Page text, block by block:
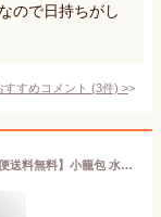
ので日持ちがし
すすめコメント (3件) >
本場中華点心 2人前飲茶 福袋×4セット 【冷凍便送料無料】小籠包 水餃子 もち米肉団子 ふかひれ風餃子 棒餃子 子豚あんまん パンダあんまん 点心 飲茶 グルメ福袋 中国食品 台湾 食品 台湾物産 館 台湾お土産 台湾 台湾祭